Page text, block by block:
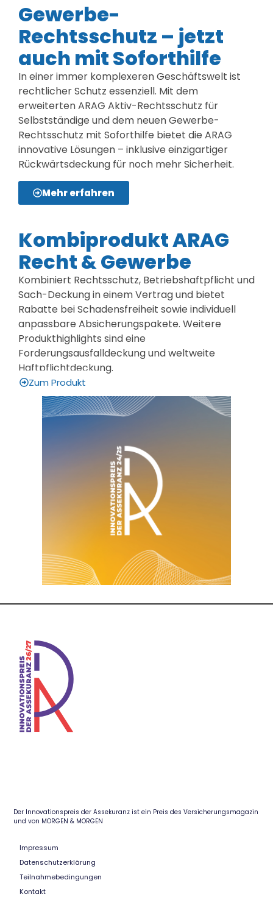
Gewerbe-
Rechtsschutz – jetzt
auch mit Soforthilfe
In einer immer komplexeren Geschäftswelt ist
rechtlicher Schutz essenziell. Mit dem
erweiterten ARAG Aktiv-Rechtsschutz für
Selbstständige und dem neuen Gewerbe-
Rechtsschutz mit Soforthilfe bietet die ARAG
innovative Lösungen – inklusive einzigartiger
Rückwärtsdeckung für noch mehr Sicherheit.
Mehr erfahren
Kombiprodukt ARAG
Recht & Gewerbe
Kombiniert Rechtsschutz, Betriebshaftpflicht und
Sach-Deckung in einem Vertrag und bietet
Rabatte bei Schadensfreiheit sowie individuell
anpassbare Absicherungspakete. Weitere
Produkthighlights sind eine
Forderungsausfalldeckung und weltweite
Haftpflichtdeckung.
Zum Produkt
Der Innovationspreis der Assekuranz ist ein Preis des Versicherungsmagazin
und von MORGEN & MORGEN
Impressum
Datenschutzerklärung
Teilnahmebedingungen
Kontakt